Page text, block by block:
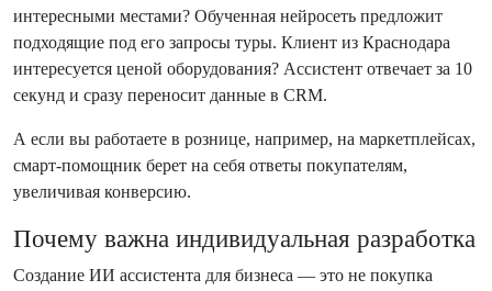
интересными местами? Обученная нейросеть предложит
подходящие под его запросы туры. Клиент из Краснодара
интересуется ценой оборудования? Ассистент отвечает за 10
секунд и сразу переносит данные в CRM.
А если вы работаете в рознице, например, на маркетплейсах,
смарт-помощник берет на себя ответы покупателям,
увеличивая конверсию.
Почему важна индивидуальная разработка
Создание ИИ ассистента для бизнеса — это не покупка